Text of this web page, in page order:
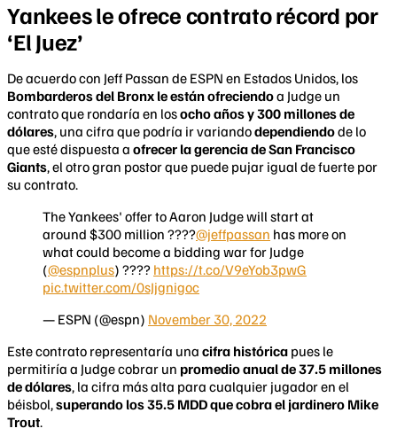
Yankees le ofrece contrato récord por
‘El Juez’
De acuerdo con Jeff Passan de ESPN en Estados Unidos, los
Bombarderos del Bronx le están ofreciendoa Judge un
contrato que rondaría en losocho años y 300 millones de
dólares, una cifra que podría ir variandodependiendode lo
que esté dispuesta a ofrecer la gerencia de San Francisco
Giants, el otro gran postor que puede pujar igual de fuerte por
su contrato.
The Yankees' offer to Aaron Judge will start at
around $300 million ????@jeffpassan has more on
what could become a bidding war for Judge
(@espnplus) ???? https://t.co/V9eYob3pwG
pic.twitter.com/0sJjgnigoc
— ESPN (@espn) November 30, 2022
Este contrato representaría una cifra histórica pues le
permitiría a Judge cobrar un promedio anual de 37.5 millones
de dólares, la cifra más alta para cualquier jugador en el
béisbol,superando los 35.5 MDD que cobra el jardinero Mike
Trout.